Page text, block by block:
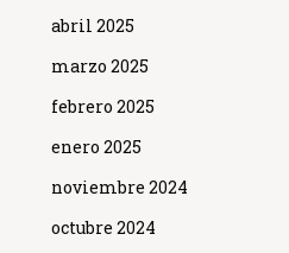
abril 2025
marzo 2025
febrero 2025
enero 2025
noviembre 2024
octubre 2024